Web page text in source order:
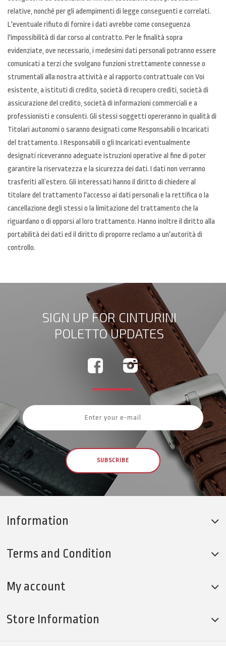
relative, nonché per gli adempimenti di legge conseguenti e correlati.
L'eventuale rifiuto di fornire i dati avrebbe come conseguenza
l'impossibilità di dar corso al contratto. Per le finalità sopra
evidenziate, ove necessario, i medesimi dati personali potranno essere
comunicati a terzi che svolgano funzioni strettamente connesse o
strumentali alla nostra attività e al rapporto contrattuale con Voi
esistente, a istituti di credito, società di recupero crediti, società di
assicurazione del credito, società di informazioni commerciali e a
professionisti e consulenti. Gli stessi soggetti opereranno in qualità di
Titolari autonomi o saranno designati come Responsabili o Incaricati
del trattamento. I Responsabili o gli Incaricati eventualmente
designati riceveranno adeguate istruzioni operative al fine di poter
garantire la riservatezza e la sicurezza dei dati. I dati non verranno
trasferiti all’estero. Gli interessati hanno il diritto di chiedere al
titolare del trattamento l'accesso ai dati personali e la rettifica o la
cancellazione degli stessi o la limitazione del trattamento che la
riguardano o di opporsi al loro trattamento. Hanno inoltre il diritto alla
portabilità dei dati ed il diritto di proporre reclamo a un'autorità di
controllo.
SIGN UP FOR CINTURINI
POLETTO UPDATES
SUBSCRIBE
Information
Terms and Condition
My account
Store Information